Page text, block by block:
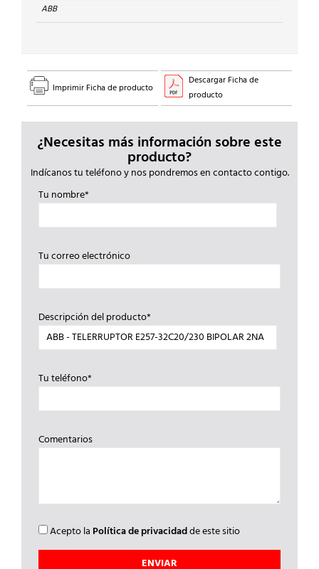
ABB
Imprimir Ficha de producto
Descargar Ficha de
producto
¿Necesitas más información sobre este
producto?
Indícanos tu teléfono y nos pondremos en contacto contigo.
Tu nombre*
Tu correo electrónico
Descripción del producto*
Tu teléfono*
Comentarios
Acepto la Política de privacidadde este sitio